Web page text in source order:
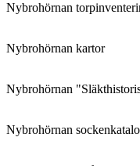
Nybrohörnan
Nybrohörnan kartor
Nybrohörnan
Nybrohörnan